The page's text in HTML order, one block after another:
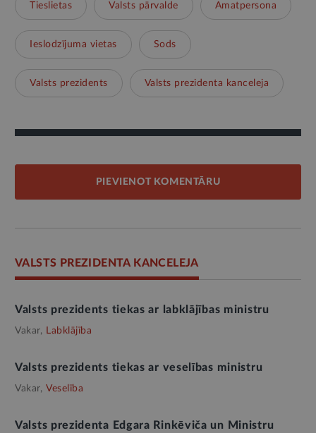
Tieslietas Valsts pārvalde Amatpersona
Ieslodzījuma vietas Sods
Valsts prezidents Valsts prezidenta kanceleja
PIEVIENOT KOMENTĀRU
VALSTS PREZIDENTA KANCELEJA
Valsts prezidents tiekas ar labklājības ministru
Vakar, Labklājība
Valsts prezidents tiekas ar veselības ministru
Vakar, Veselība
Valsts prezidenta Edgara Rinkēviča un Ministru